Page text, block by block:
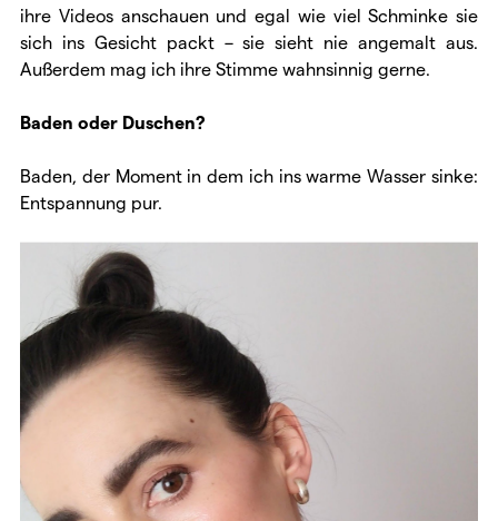
ihre Videos anschauen und egal wie viel Schminke sie
sich ins Gesicht packt – sie sieht nie angemalt aus.
Außerdem mag ich ihre Stimme wahnsinnig gerne.
Baden oder Duschen?
Baden, der Moment in dem ich ins warme Wasser sinke:
Entspannung pur.